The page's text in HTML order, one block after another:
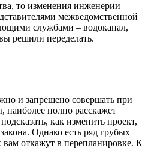
то изменения инженерии
межведомственной
службами – водоканал,
решили переделать.
и запрещено совершать при
наиболее полно расскажет
как изменить проект,
Однако есть ряд грубых
откажут в перепланировке. К